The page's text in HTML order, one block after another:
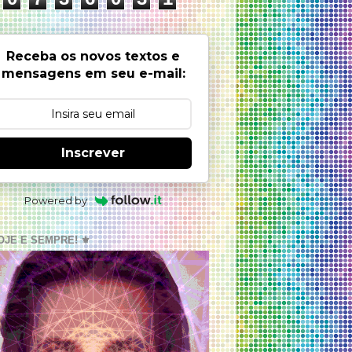
Receba os novos textos e
mensagens em seu e-mail:
Inscrever
Powered by
E SEMPRE! ⚜️